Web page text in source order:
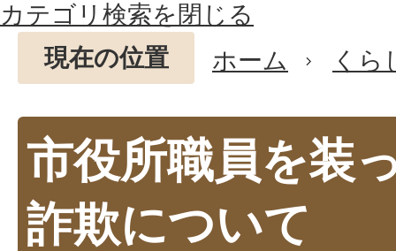
カテゴリ検索を閉じる
現在の位置
ホーム くら
市役所職員を装
詐欺について